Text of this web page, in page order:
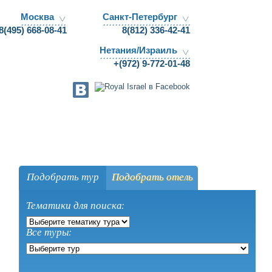
Москва
668-08-41
Санкт-Петербург
8(812) 336-42-41
Нетания/Израиль
+(972) 9-772-01-48
Подобрать тур Подобрать отель
Тематики для поиска:
Все туры: